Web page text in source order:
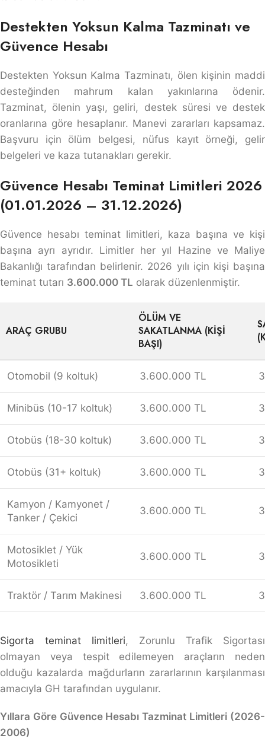
Destekten Yoksun Kalma Tazminatı ve
Güvence Hesabı
Destekten Yoksun Kalma Tazminatı, ölen kişinin maddi
desteğinden mahrum kalan yakınlarına ödenir.
Tazminat, ölenin yaşı, geliri, destek süresi ve destek
oranlarına göre hesaplanır. Manevi zararları kapsamaz.
Başvuru için ölüm belgesi, nüfus kayıt örneği, gelir
belgeleri ve kaza tutanakları gerekir.
Güvence Hesabı Teminat Limitleri 2026
(01.01.2026 – 31.12.2026)
Güvence hesabı teminat limitleri, kaza başına ve kişi
başına ayrı ayrıdır. Limitler her yıl Hazine ve Maliye
Bakanlığı tarafından belirlenir. 2026 yılı için kişi başına
teminat tutarı 3.600.000 TL olarak düzenlenmiştir.
ARAÇ GRUBU
ÖLÜM VE
SAKATLANMA (KIŞI
BAŞI)
Otomobil (9 koltuk) 3.600.000 TL
Minibüs (10-17 koltuk) 3.600.000 TL
Otobüs (18-30 koltuk) 3.600.000 TL
Otobüs (31+ koltuk) 3.600.000 TL
Kamyon / Kamyonet /
Tanker / Çekici
3.600.000 TL
Motosiklet / Yük
Motosikleti
3.600.000 TL
Traktör / Tarım Makinesi 3.600.000 TL
Sigorta teminat limitleri, Zorunlu Trafik Sigortası
olmayan veya tespit edilemeyen araçların neden
olduğu kazalarda mağdurların zararlarının karşılanması
amacıyla GH tarafından uygulanır.
Yıllara Göre Güvence Hesabı Tazminat Limitleri (2026-
2006)